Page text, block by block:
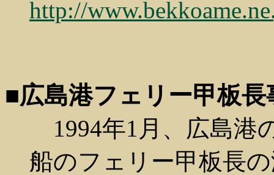
http://
■広島港フェリー甲板長
1994年1月、広島港
船のフェリー甲板長